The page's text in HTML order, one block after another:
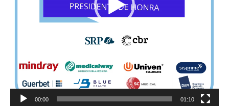
00:00 01:10